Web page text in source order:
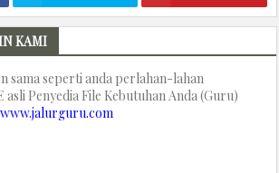
KAMI
sama seperti anda perlahan-lahan
asli Penyedia File Kebutuhan Anda (Guru)